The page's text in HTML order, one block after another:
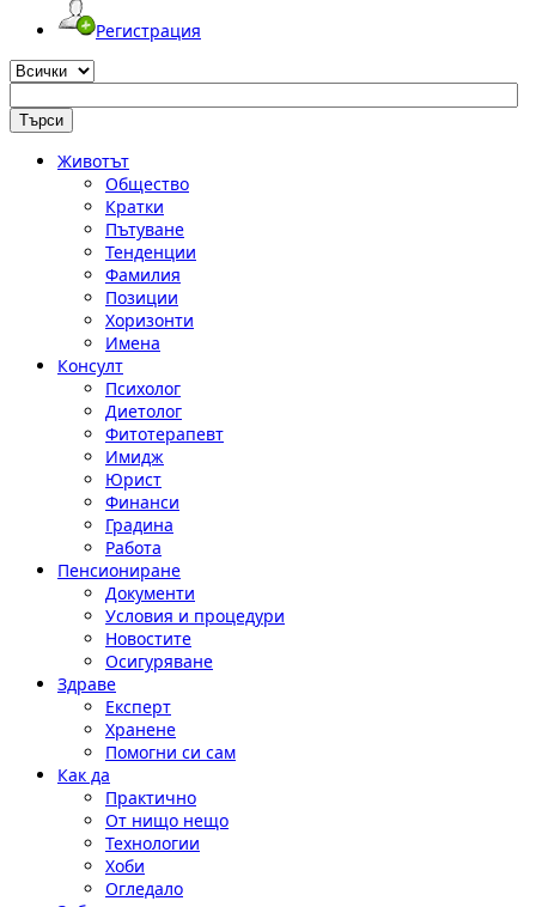
Регистрация
Животът
Общество
Кратки
Пътуване
Тенденции
Фамилия
Позиции
Хоризонти
Имена
Консулт
Психолог
Диетолог
Фитотерапевт
Имидж
Юрист
Финанси
Градина
Работа
Пенсиониране
Документи
Условия и процедури
Новостите
Осигуряване
Здраве
Експерт
Хранене
Помогни си сам
Как да
Практично
От нищо нещо
Технологии
Хоби
Огледало